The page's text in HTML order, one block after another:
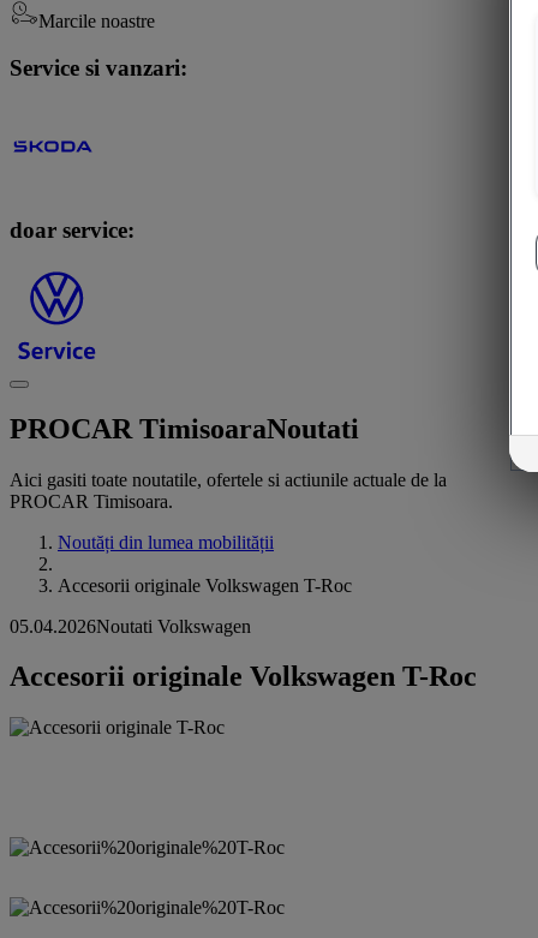
Marcile noastre
Service si vanzari:
doar service:
PROCAR TimisoaraNoutati
Aici gasiti toate noutatile, ofertele si actiunile actuale de la
PROCAR Timisoara.
Noutăți din lumea mobilității
Accesorii originale Volkswagen T-Roc
05.04.2026Noutati Volkswagen
Accesorii originale Volkswagen T-Roc